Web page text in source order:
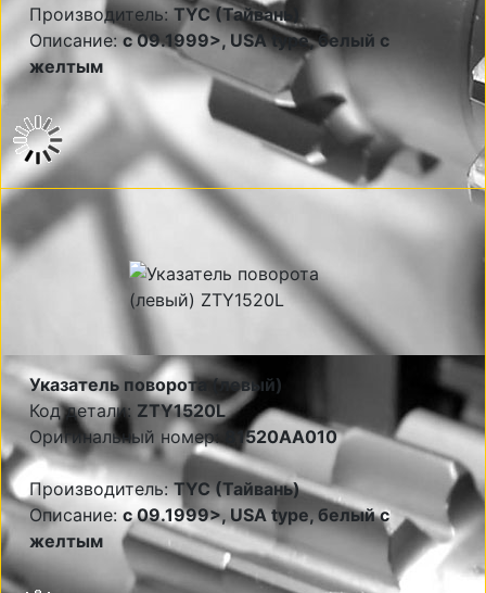
Производитель: TYC (Тайвань)
Описание: c 09.1999>, USA type, белый с
желтым
Указатель поворота (левый)
Код детали: ZTY1520L
Оригинальный номер:
81520AA010
Производитель:TYC (Тайвань)
Описание: c 09.1999>, USA type, белый с
желтым